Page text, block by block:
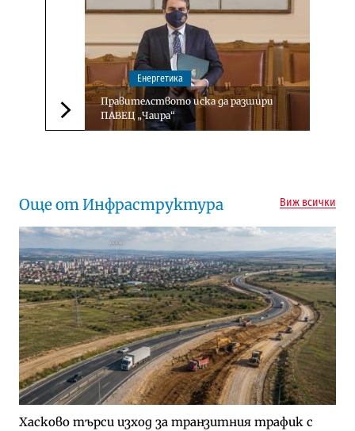
Следваща новина
Енергетика
Правителството иска да разшири
ПАВЕЦ „Чаира“
Още от Инфраструктура Виж всички
Хасково търси изход за транзитния трафик с